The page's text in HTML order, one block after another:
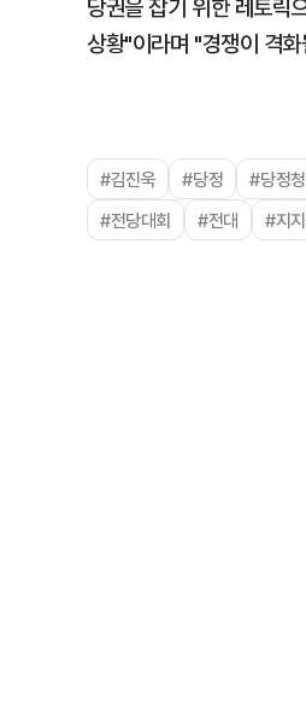
당권을 잡기 위한 레토릭
상황"이라며 "경쟁이 격
#김진욱 #당정 #당정청
#전당대회
#전대 #지